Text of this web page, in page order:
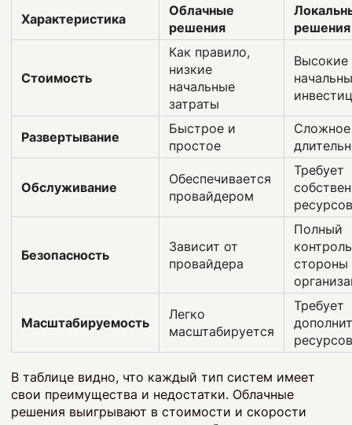
Характеристика
Облачные
решения
решения
Стоимость
Как правило,
низкие
начальные
затраты
Высокие
Развертывание
Быстрое и
простое
Обслуживание
Обеспечивается
провайдером
Требует
ресурсов
Безопасность
Зависит от
провайдера
Полный
стороны
Масштабируемость
Легко
масштабируется
Требует
ресурсов
В таблице видно, что каждый тип систем имеет
свои преимущества и недостатки. Облачные
решения выигрывают в стоимости и скорости